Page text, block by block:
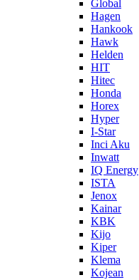
Global
Hagen
Hankook
Hawk
Helden
HIT
Hitec
Honda
Horex
Hyper
I-Star
Inci Aku
Inwatt
IQ Energy
ISTA
Jenox
Kainar
KBK
Kijo
Kiper
Klema
Kojean